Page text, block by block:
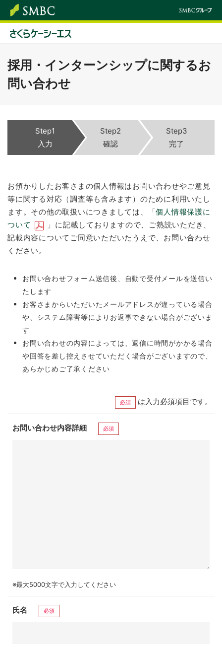
採用・インターンシップに関するお
問い合わせ
Step1
入力
Step2
確認
Step3
完了
お預かりしたお客さまの個人情報はお問い合わせやご意見
等に関する対応（調査等も含みます）のために利用いたし
ます。その他の取扱いにつきましては、「個人情報保護に
ついて
」に記載しておりますので、ご熟読いただき、
記載内容についてご同意いただいたうえで、お問い合わせ
ください。
お問い合わせフォーム送信後、自動で受付メールを送信い
たします
お客さまからいただいたメールアドレスが違っている場合
や、システム障害等によりお返事できない場合がございま
す
お問い合わせの内容によっては、返信に時間がかかる場合
や回答を差し控えさせていただく場合がございますので、
あらかじめご了承ください
必須 は入力必須項目です。
お問い合わせ内容詳細 必須
※最大5000文字で入力してください
氏名 必須